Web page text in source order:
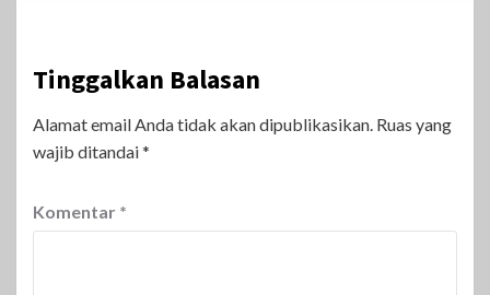
Tinggalkan Balasan
Alamat email Anda tidak akan dipublikasikan. Ruas yang
wajib ditandai*
Komentar *